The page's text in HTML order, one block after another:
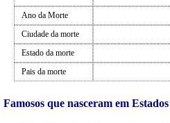
Ano da Morte
Ciudade da morte
Estado da morte
Pais da morte
Famosos que nasceram em